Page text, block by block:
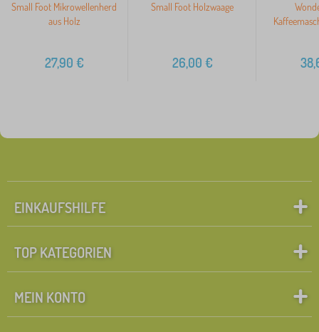
Small Foot Mikrowellenherd
aus Holz
27,90 €
Small Foot Holzwaage
26,00 €
EINKAUFSHILFE
TOP KATEGORIEN
MEIN KONTO